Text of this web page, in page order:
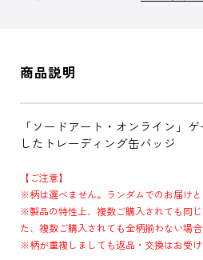
商品説明
「ソードアート・オンライン」
したトレーディング缶バッジ
【ご注意】
※柄は選べません。ランダムでのお届けと
※製品の特性上、複数ご購入されても同
た、複数ご購入されても全柄揃わない場合
※柄が重複しましても返品・交換はお受け